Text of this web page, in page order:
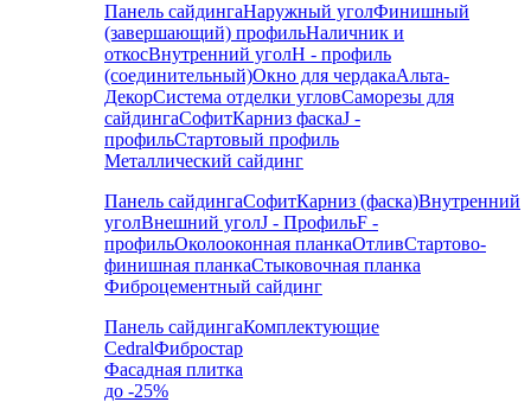
Панель сайдингаНаружный уголФинишный
(завершающий) профильНаличник и
откосВнутренний уголH - профиль
(соединительный)Окно для чердакаАльта-
ДекорСистема отделки угловСаморезы для
сайдингаСофитКарниз фаскаJ -
профильСтартовый профиль
Металлический сайдинг
Панель сайдингаСофитКарниз (фаска)Внутренний
уголВнешний уголJ - ПрофильF -
профильОколооконная планкаОтливСтартово-
финишная планкаСтыковочная планка
Фиброцементный сайдинг
Панель сайдингаКомплектующие
CedralФибростар
Фасадная плитка
до -25%